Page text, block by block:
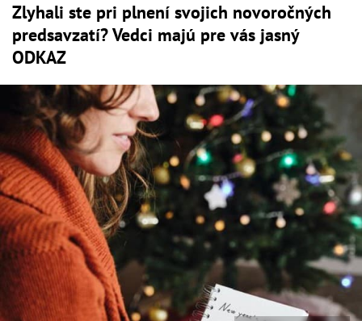
Zlyhali ste pri plnení svojich novoročných
predsavzatí? Vedci majú pre vás jasný
ODKAZ